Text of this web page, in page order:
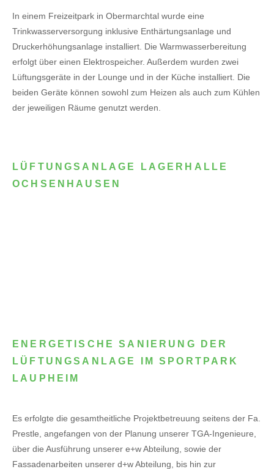
In einem Freizeitpark in Obermarchtal wurde eine
Trinkwasserversorgung inklusive Enthärtungsanlage und
Druckerhöhungsanlage installiert. Die Warmwasserbereitung
erfolgt über einen Elektrospeicher. Außerdem wurden zwei
Lüftungsgeräte in der Lounge und in der Küche installiert. Die
beiden Geräte können sowohl zum Heizen als auch zum Kühlen
der jeweiligen Räume genutzt werden.
LÜFTUNGSANLAGE LAGERHALLE
OCHSENHAUSEN
ENERGETISCHE SANIERUNG DER
LÜFTUNGSANLAGE IM SPORTPARK
LAUPHEIM
Es erfolgte die gesamtheitliche Projektbetreuung seitens der Fa.
Prestle, angefangen von der Planung unserer TGA-Ingenieure,
über die Ausführung unserer e+w Abteilung, sowie der
Fassadenarbeiten unserer d+w Abteilung, bis hin zur